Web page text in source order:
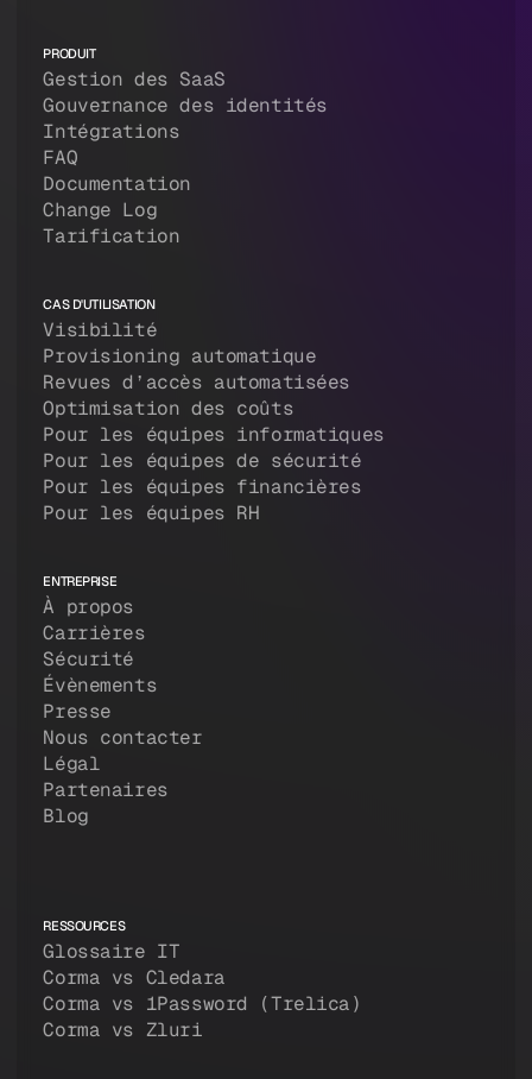
PRODUIT
Gestion des SaaS
Gouvernance des identités
Intégrations
FAQ
Documentation
Change Log
Tarification
CAS D'UTILISATION
Visibilité
Provisioning automatique
Revues d’accès automatisées
Optimisation des coûts
Pour les équipes informatiques
Pour les équipes de sécurité
Pour les équipes financières
Pour les équipes RH
ENTREPRISE
À propos
Carrières
Sécurité
Évènements
Presse
Nous contacter
Légal
Partenaires
Blog
RESSOURCES
Glossaire IT
Corma vs Cledara
Corma vs 1Password (Trelica)
Corma vs Zluri